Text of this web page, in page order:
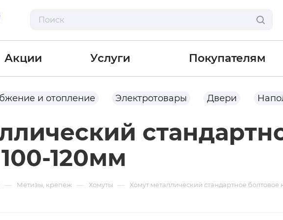
Акции Услуги Покупателям
и отопление Электротовары Двери
120мм
— Метизы, крепеж — Хомуты — Хомут металлический стандартное